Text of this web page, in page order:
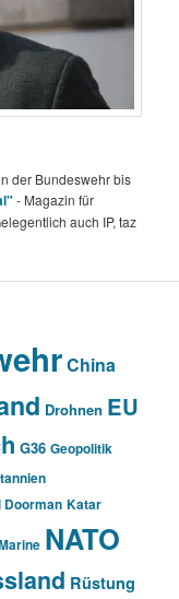
der Bundeswehr bis
- Magazin für
auch IP, taz
China
Drohnen EU
G36 Geopolitik
Doorman Katar
NATO
Rüstung